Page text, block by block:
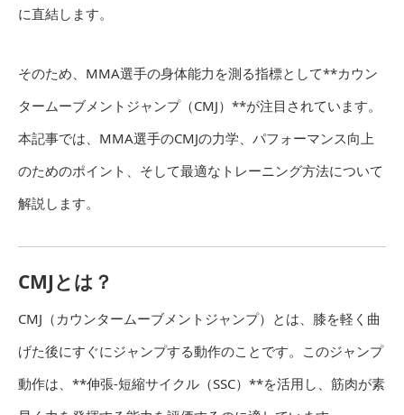
に直結します。
そのため、MMA選手の身体能力を測る指標として**カウン
タームーブメントジャンプ（CMJ）**が注目されています。
本記事では、MMA選手のCMJの力学、パフォーマンス向上
のためのポイント、そして最適なトレーニング方法について
解説します。
CMJとは？
CMJ（カウンタームーブメントジャンプ）とは、膝を軽く曲
げた後にすぐにジャンプする動作のことです。このジャンプ
動作は、**伸張-短縮サイクル（SSC）**を活用し、筋肉が素